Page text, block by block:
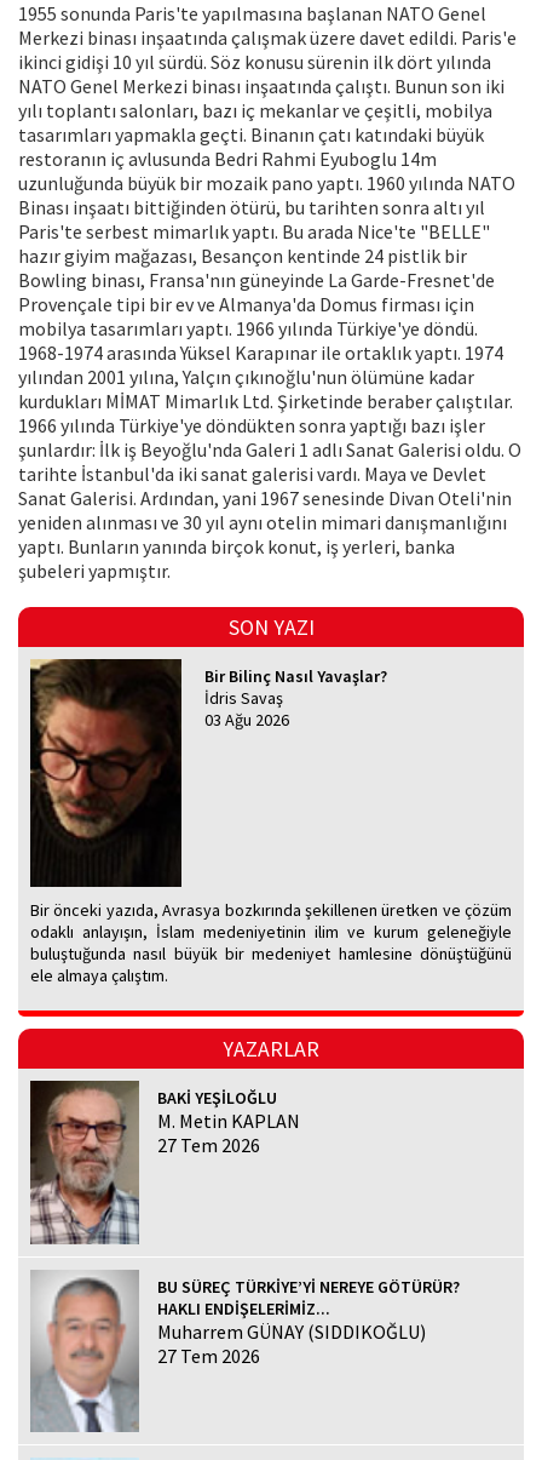
1955 sonunda Paris'te yapılmasına başlanan NATO Genel
Merkezi binası inşaatında çalışmak üzere davet edildi. Paris'e
ikinci gidişi 10 yıl sürdü. Söz konusu sürenin ilk dört yılında
NATO Genel Merkezi binası inşaatında çalıştı. Bunun son iki
yılı toplantı salonları, bazı iç mekanlar ve çeşitli, mobilya
tasarımları yapmakla geçti. Binanın çatı katındaki büyük
restoranın iç avlusunda Bedri Rahmi Eyuboglu 14m
uzunluğunda büyük bir mozaik pano yaptı. 1960 yılında NATO
Binası inşaatı bittiğinden ötürü, bu tarihten sonra altı yıl
Paris'te serbest mimarlık yaptı. Bu arada Nice'te "BELLE"
hazır giyim mağazası, Besançon kentinde 24 pistlik bir
Bowling binası, Fransa'nın güneyinde La Garde-Fresnet'de
Provençale tipi bir ev ve Almanya'da Domus firması için
mobilya tasarımları yaptı. 1966 yılında Türkiye'ye döndü.
1968-1974 arasında Yüksel Karapınar ile ortaklık yaptı. 1974
yılından 2001 yılına, Yalçın çıkınoğlu'nun ölümüne kadar
kurdukları MİMAT Mimarlık Ltd. Şirketinde beraber çalıştılar.
1966 yılında Türkiye'ye döndükten sonra yaptığı bazı işler
şunlardır: İlk iş Beyoğlu'nda Galeri 1 adlı Sanat Galerisi oldu. O
tarihte İstanbul'da iki sanat galerisi vardı. Maya ve Devlet
Sanat Galerisi. Ardından, yani 1967 senesinde Divan Oteli'nin
yeniden alınması ve 30 yıl aynı otelin mimari danışmanlığını
yaptı. Bunların yanında birçok konut, iş yerleri, banka
şubeleri yapmıştır.
SON YAZI
Bir Bilinç Nasıl Yavaşlar?
İdris Savaş
03 Ağu 2026
Bir önceki yazıda, Avrasya bozkırında şekillenen üretken ve çözüm
odaklı anlayışın, İslam medeniyetinin ilim ve kurum geleneğiyle
buluştuğunda nasıl büyük bir medeniyet hamlesine dönüştüğünü
ele almaya çalıştım.
YAZARLAR
BAKİ YEŞİLOĞLU
M. Metin KAPLAN
27 Tem 2026
BU SÜREÇ TÜRKİYE’Yİ NEREYE GÖTÜRÜR?
HAKLI ENDİŞELERİMİZ...
Muharrem GÜNAY (SIDDIKOĞLU)
27 Tem 2026